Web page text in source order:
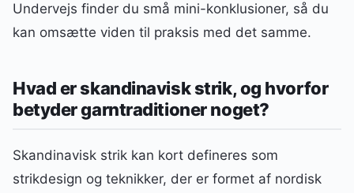
Undervejs finder du små mini-konklusioner, så du
kan omsætte viden til praksis med det samme.
Hvad er skandinavisk strik, og hvorfor
betyder garntraditioner noget?
Skandinavisk strik kan kort defineres som
strikdesign og teknikker, der er formet af nordisk